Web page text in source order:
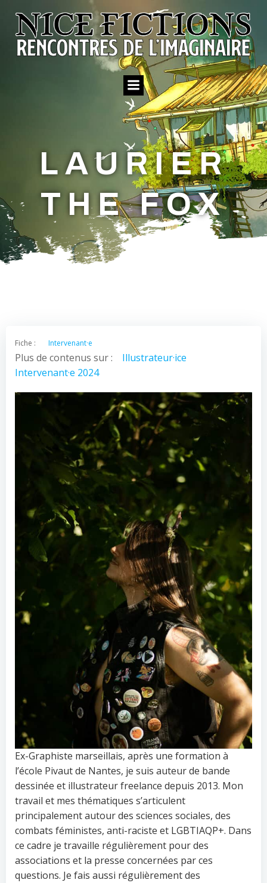
au
contenu
LAURIER
THE FOX
Fiche : Intervenant·e
Plus de contenus sur :
Illustrateur·ice
Intervenant·e 2024
Ex-Graphiste marseillais, après une formation à
l’école Pivaut de Nantes, je suis auteur de bande
dessinée et illustrateur freelance depuis 2013. Mon
travail et mes thématiques s’articulent
principalement autour des sciences sociales, des
combats féministes, anti-raciste et LGBTIAQP+. Dans
ce cadre je travaille régulièrement pour des
associations et la presse concernées par ces
questions. Je fais aussi régulièrement des